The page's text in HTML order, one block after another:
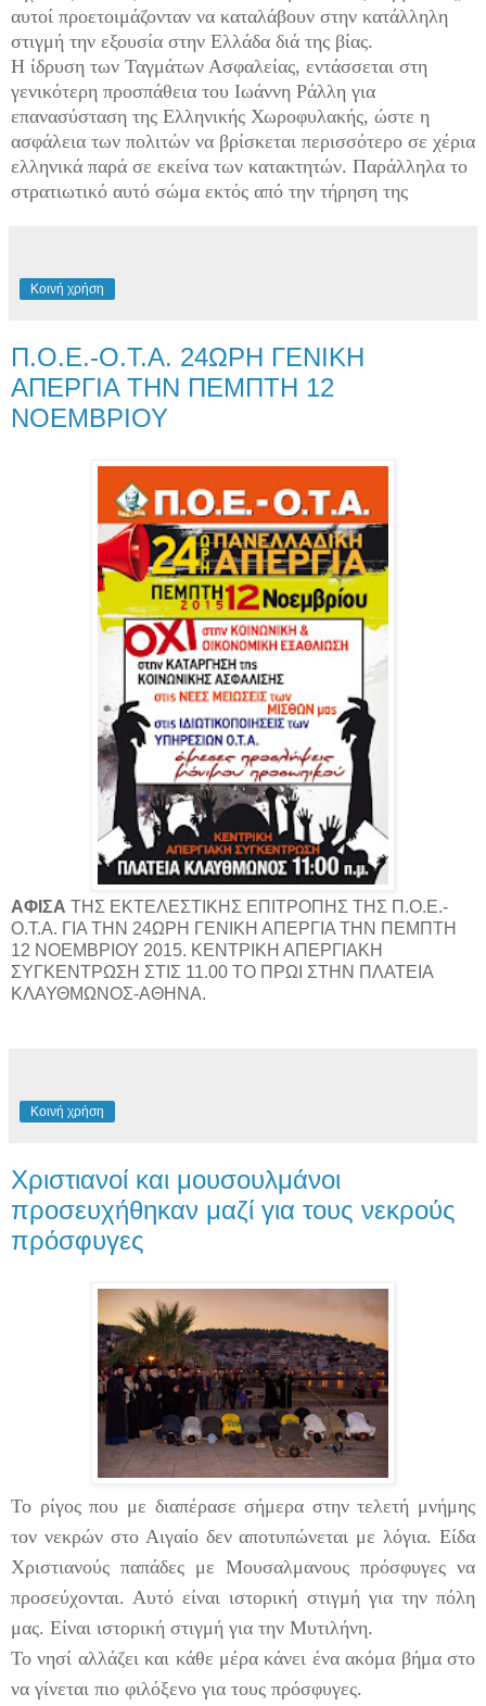
αυτοί προετοιμάζονταν να καταλάβουν στην κατάλληλη
στιγμή την εξουσία στην Ελλάδα διά της βίας.
Η ίδρυση των Ταγμάτων Ασφαλείας, εντάσσεται στη
γενικότερη προσπάθεια του Ιωάννη Ράλλη για
επανασύσταση της Ελληνικής Χωροφυλακής, ώστε η
ασφάλεια των πολιτών να βρίσκεται περισσότερο σε χέρια
ελληνικά παρά σε εκείνα των κατακτητών. Παράλληλα το
στρατιωτικό αυτό σώμα εκτός από την τήρηση της
Κοινή χρήση
Π.Ο.Ε.-Ο.Τ.Α. 24ΩΡΗ ΓΕΝΙΚΗ
ΑΠΕΡΓΙΑ ΤΗΝ ΠΕΜΠΤΗ 12
ΝΟΕΜΒΡΙΟΥ
ΑΦΙΣΑ ΤΗΣ ΕΚΤΕΛΕΣΤΙΚΗΣ ΕΠΙΤΡΟΠΗΣ ΤΗΣ Π.Ο.Ε.-
Ο.Τ.Α. ΓΙΑ ΤΗΝ 24ΩΡΗ ΓΕΝΙΚΗ ΑΠΕΡΓΙΑ ΤΗΝ ΠΕΜΠΤΗ
12 ΝΟΕΜΒΡΙΟΥ 2015. ΚΕΝΤΡΙΚΗ ΑΠΕΡΓΙΑΚΗ
ΣΥΓΚΕΝΤΡΩΣΗ ΣΤΙΣ 11.00 ΤΟ ΠΡΩΙ ΣΤΗΝ ΠΛΑΤΕΙΑ
ΚΛΑΥΘΜΩΝΟΣ-ΑΘΗΝΑ.
Κοινή χρήση
Χριστιανοί και μουσουλμάνοι
προσευχήθηκαν μαζί για τους νεκρούς
πρόσφυγες
Το ρίγος που με διαπέρασε σήμερα στην τελετή μνήμης
τον νεκρών στο Αιγαίο δεν αποτυπώνεται με λόγια. Είδα
Χριστιανούς παπάδες με Μουσαλμανους πρόσφυγες να
προσεύχονται. Αυτό είναι ιστορική στιγμή για την πόλη
μας. Είναι ιστορική στιγμή για την Μυτιλήνη.
Το νησί αλλάζει και κάθε μέρα κάνει ένα ακόμα βήμα στο
να γίνεται πιο φιλόξενο για τους πρόσφυγες.